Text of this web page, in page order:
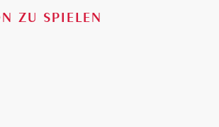
ZU SPIELEN